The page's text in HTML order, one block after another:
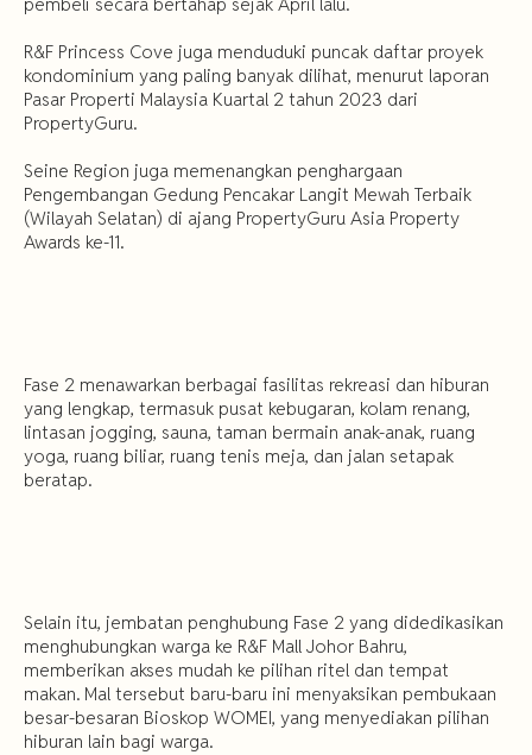
pembeli secara bertahap sejak April lalu.
R&F Princess Cove juga menduduki puncak daftar proyek
kondominium yang paling banyak dilihat, menurut laporan
Pasar Properti Malaysia Kuartal 2 tahun 2023 dari
PropertyGuru.
Seine Region juga memenangkan penghargaan
Pengembangan Gedung Pencakar Langit Mewah Terbaik
(Wilayah Selatan) di ajang PropertyGuru Asia Property
Awards ke-11.
Fase 2 menawarkan berbagai fasilitas rekreasi dan hiburan
yang lengkap, termasuk pusat kebugaran, kolam renang,
lintasan jogging, sauna, taman bermain anak-anak, ruang
yoga, ruang biliar, ruang tenis meja, dan jalan setapak
beratap.
Selain itu, jembatan penghubung Fase 2 yang didedikasikan
menghubungkan warga ke R&F Mall Johor Bahru,
memberikan akses mudah ke pilihan ritel dan tempat
makan. Mal tersebut baru-baru ini menyaksikan pembukaan
besar-besaran Bioskop WOMEI, yang menyediakan pilihan
hiburan lain bagi warga.